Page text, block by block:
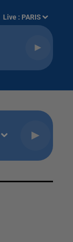
Live : PARIS